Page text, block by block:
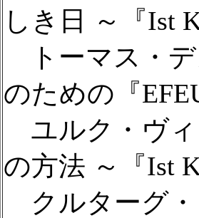
しき日 ～『Ist
トーマス・デ
のための『
ユルク・ヴィ
の方法 ～『Ist
クルターグ・